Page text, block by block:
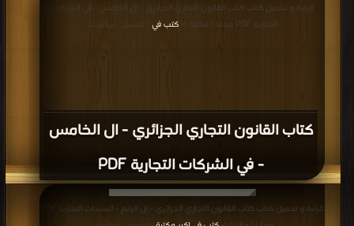
كتاب القانون التجاري الجزائري - ال الخامس
- في الشركات التجارية PDF
قراءة و تحميل كتاب كتاب القانون التجاري الجزائري - ال الخامس - في الشركات
التجارية PDF مجانا | مكتبة >
كتب في | التحميل : مرة/مرات